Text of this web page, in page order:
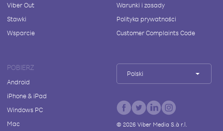
Viber Out
Stawki
Wsparcie
Warunki i zasady
Polityka prywatności
Customer Complaints Code
POBIERZ
Android
iPhone & iPad
Windows PC
Mac
Polski
© 2026Viber Media S.à r.l.